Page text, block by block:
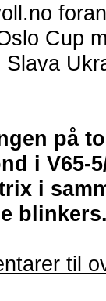
Cup
på
i V65-
i
til